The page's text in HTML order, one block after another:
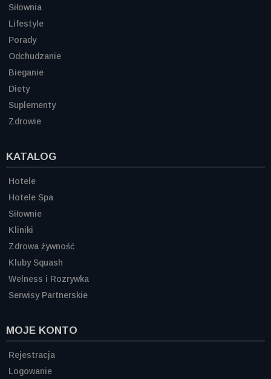
Siłownia
Lifestyle
Porady
Odchudzanie
Bieganie
Diety
Suplementy
Zdrowie
KATALOG
Hotele
Hotele Spa
Siłownie
Kliniki
Zdrowa żywność
Kluby Squash
Welness i Rozrywka
Serwisy Partnerskie
MOJE KONTO
Rejestracja
Logowanie